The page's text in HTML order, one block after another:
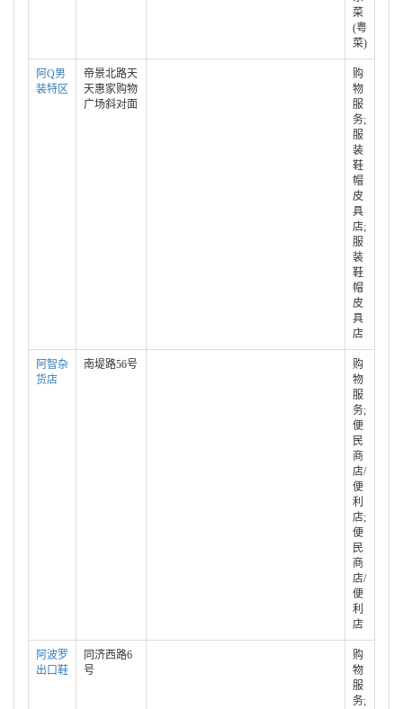
菜
(粤
菜)
阿Q男
装特区
帝景北路天
天惠家购物
广场斜对面
购
物
服
务;
服
装
鞋
帽
皮
具
店;
服
装
鞋
帽
皮
具
店
阿智杂
货店
南堤路56号
购
物
服
务;
便
民
商
店/
便
利
店;
便
民
商
店/
便
利
店
阿波罗
出口鞋
同济西路6
号
购
物
服
务;